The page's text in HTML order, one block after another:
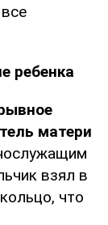
ребенка
матери
взял в
что